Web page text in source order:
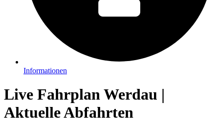
Informationen
Live Fahrplan Werdau |
Aktuelle Abfahrten